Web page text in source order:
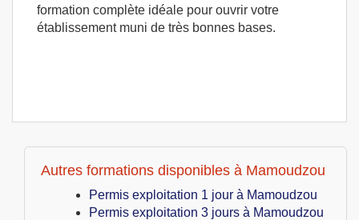
formation complète idéale pour ouvrir votre
établissement muni de très bonnes bases.
Autres formations disponibles à Mamoudzou
Permis exploitation 1 jour à Mamoudzou
Permis exploitation 3 jours à Mamoudzou